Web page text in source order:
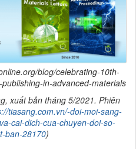
blog/celebrating-10th-
in-advanced-materials
xuất bản tháng 5/2021. Phiên
tiasang.com.vn/-doi-moi-sang-
cai-dich-cua-chuyen-doi-so-
ban-28170)